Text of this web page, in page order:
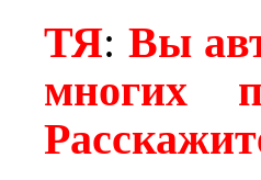
ТЯ: Вы
многих